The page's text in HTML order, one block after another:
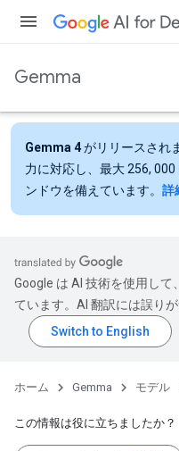
Gemma
Gemma 4がリリースされ
力に対応し、最大 256,
ンドウを備えています。 詳
Google は AI 技術を使用し
ています。AI 翻訳には誤り
ホーム Gemma モデル
この情報は役に立ちましたか？